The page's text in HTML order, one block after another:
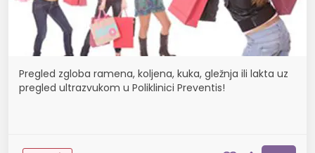
Pregled zgloba ramena, koljena, kuka, gležnja ili lakta uz
pregled ultrazvukom u Poliklinici Preventis!